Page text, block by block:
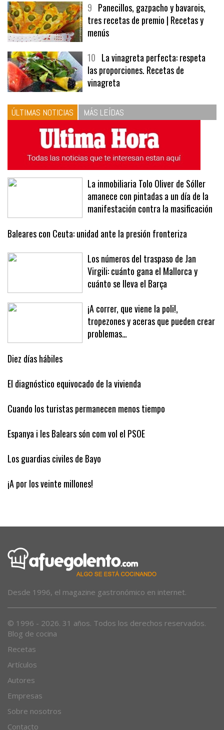
9 Panecillos, gazpacho y bavarois,
tres recetas de premio | Recetas y
menús
10 La vinagreta perfecta: respeta
las proporciones. Recetas de
vinagreta
ÚLTIMAS NOTICIAS MÁS LEÍDAS
La inmobiliaria Tolo Oliver de Sóller
amanece con pintadas a un día de la
manifestación contra la masificación
Baleares con Ceuta: unidad ante la presión fronteriza
Los números del traspaso de Jan
Virgili: cuánto gana el Mallorca y
cuánto se lleva el Barça
¡A correr, que viene la poli!,
tropezones y aceras que pueden crear
problemas…
Diez días hábiles
El diagnóstico equivocado de la vivienda
Cuando los turistas permanecen menos tiempo
Espanya i les Balears són com vol el PSOE
Los guardias civiles de Bayo
¡A por los veinte millones!
Desde 1996, el magazine gastronómico en internet.
© 1996 - 2026. 31 años. Todos los derechos reservados.
Blog de cocina
Recetas
Artículos
Autores
Empresas
Sobre nosotros
Contacto